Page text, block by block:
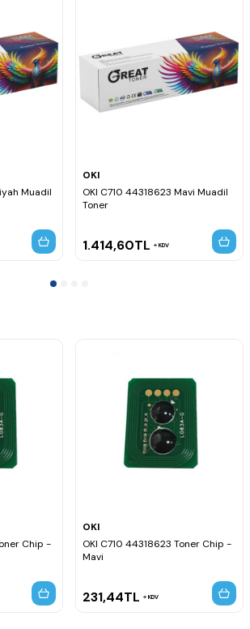
Muadil
OKI
OKI C710 44318623 Mavi Muadil
Toner
1.414,60TL KDV
Chip -
OKI
OKI C710 44318623 Toner Chip -
Mavi
231,44TL KDV